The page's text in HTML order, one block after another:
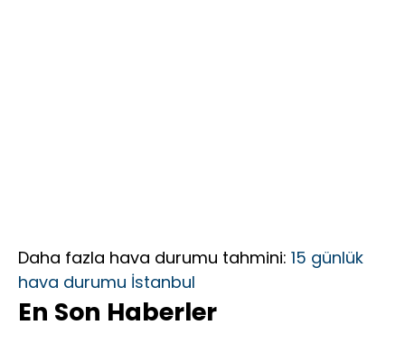
Daha fazla hava durumu tahmini: 15 günlük
hava durumu İstanbul
En Son Haberler